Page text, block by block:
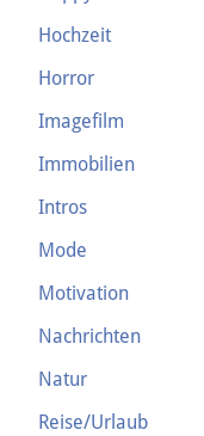
Hochzeit
Horror
Imagefilm
Immobilien
Intros
Mode
Motivation
Nachrichten
Natur
Reise/Urlaub